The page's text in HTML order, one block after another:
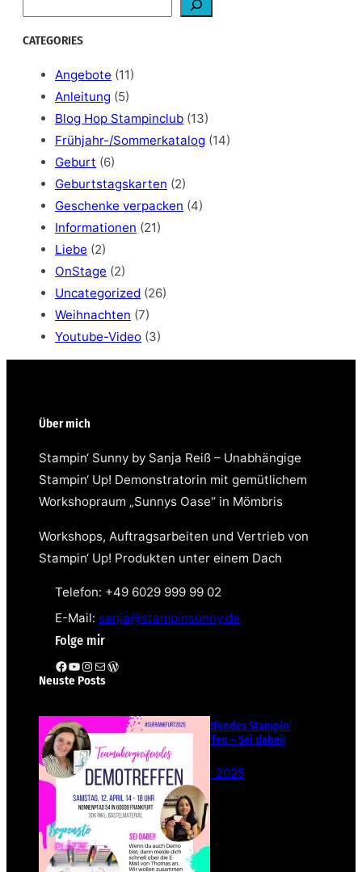
e
a
CATEGORIES
Angebote (11)
Anleitung (5)
Blog Hop Stampinclub (13)
Frühjahr-/Sommerkatalog (14)
Geburt (6)
Geburtstagskarten (2)
Geschenke verpacken (4)
Informationen (21)
Liebe (2)
OnStage (2)
Uncategorized (26)
Weihnachten (7)
Youtube-Video (3)
Über mich
Stampin‘ Sunny by Sanja Reiß – Unabhängige
Stampin‘ Up! Demonstratorin mit gemütlichem
Workshopraum „Sunnys Oase“ in Mömbris
Workshops, Auftragsarbeiten und Vertrieb von
Stampin‘ Up! Produkten unter einem Dach
Telefon: +49 6029 999 99 02
E-Mail: sanja@stampinsunny.de
Folge mir
Facebook YouTube Instagram E-Mail WordPress
Neuste Posts
Teamübergreifendes Stampin‘
Up! Demotreffen – Sei dabei!
26. Februar 2025